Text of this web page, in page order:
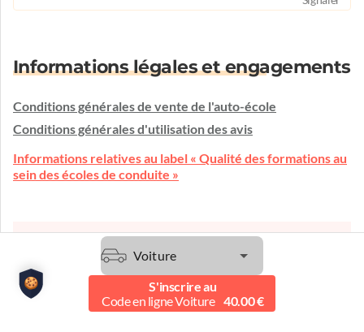
Informations légales et engagements
Conditions générales de vente de l'auto-école
Conditions générales d'utilisation des avis
Informations relatives au label « Qualité des formations au
sein des écoles de conduite »
L'auto-école vous écoute et vous conseille.
Etre contacté
Voiture
S'inscrire au
Code en ligne Voiture 40.00 €